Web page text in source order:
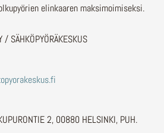
elinkaaren maksimoimiseksi.
/ SÄHKÖPYÖRÄKESKUS
2, 00880 HELSINKI, PUH.